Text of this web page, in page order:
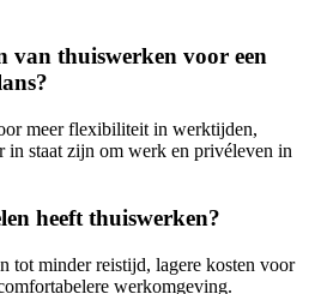
van thuiswerken voor een
meer flexibiliteit in werktijden,
in staat zijn om werk en privéleven in
heeft thuiswerken?
tot minder reistijd, lagere kosten voor
werkomgeving.